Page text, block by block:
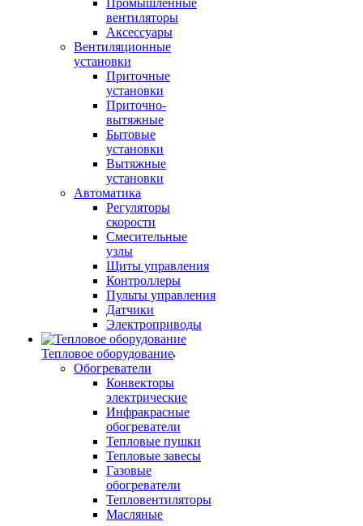
Промышленные
вентиляторы
Аксессуары
Вентиляционные
установки
Приточные
установки
Приточно-
вытяжные
Бытовые
установки
Вытяжные
установки
Автоматика
Регуляторы
скорости
Смесительные
узлы
Щиты управления
Контроллеры
Пульты управления
Датчики
Электроприводы
Тепловое оборудование
Обогреватели
Конвекторы
электрические
Инфракрасные
обогреватели
Тепловые пушки
Тепловые завесы
Газовые
обогреватели
Тепловентиляторы
Масляные